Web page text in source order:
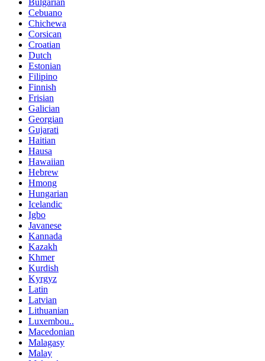
Cebuano
Chichewa
Corsican
Croatian
Dutch
Estonian
Filipino
Finnish
Frisian
Galician
Georgian
Gujarati
Haitian
Hausa
Hawaiian
Hebrew
Hmong
Hungarian
Icelandic
Igbo
Javanese
Kannada
Kazakh
Khmer
Kurdish
Kyrgyz
Latin
Latvian
Lithuanian
Luxembou..
Macedonian
Malagasy
Malay